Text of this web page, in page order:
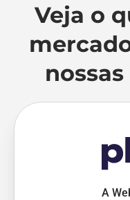
Veja o
A